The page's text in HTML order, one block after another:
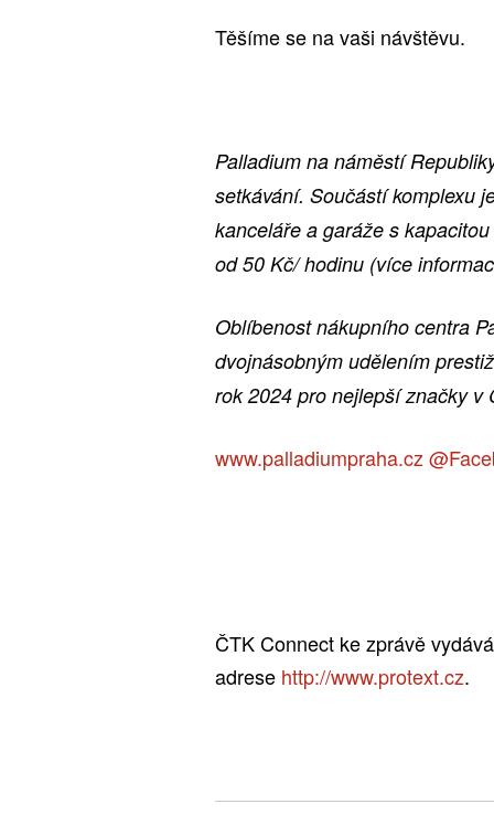
Těšíme se na vaši návštěvu.
Palladium na náměstí
setkávání. Součástí komplexu
kanceláře a garáže s
od 50 Kč/ hodinu (více
Oblíbenost nákupního centra
dvojnásobným udělením
rok 2024 pro nejlepší značky v
www.palladiumpraha.cz
ČTK Connect ke zprávě
adrese http://www.protext.cz.